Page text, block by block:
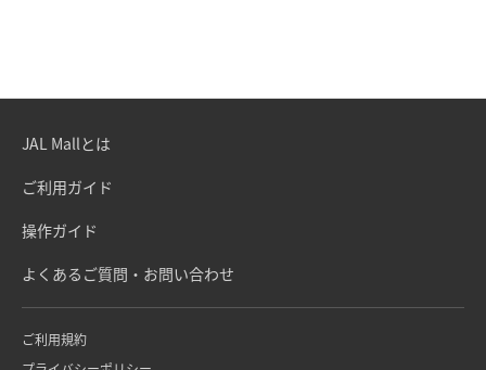
JAL Mallとは
ご利用ガイド
操作ガイド
よくあるご質問・お問い合わせ
ご利用規約